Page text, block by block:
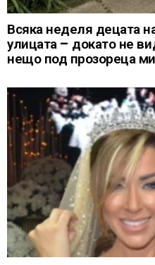
Всяка неделя децата
улицата – докато не
нещо под прозореца ми